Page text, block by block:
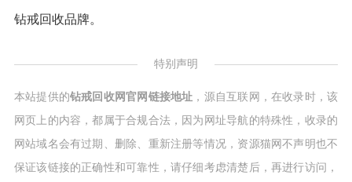
钻戒回收品牌。
特别声明
本站提供的钻戒回收网官网链接地址 ，源自互联网，在收录时，该
网页上的内容，都属于合规合法，因为网址导航的特殊性，收录的
网站域名会有过期、删除、重新注册等情况，资源猫网不声明也不
保证该链接的正确性和可靠性，请仔细考虑清楚后，再进行访问，